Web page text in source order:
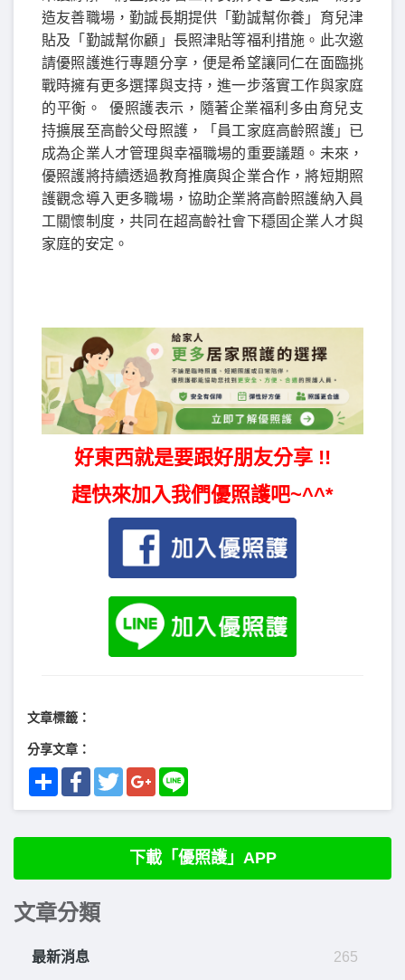
造友善職場，勤誠長期提供「勤誠幫你養」育兒津
貼及「勤誠幫你顧」長照津貼等福利措施。此次邀
請優照護進行專題分享，便是希望讓同仁在面臨挑
戰時擁有更多選擇與支持，進一步落實工作與家庭
的平衡。
優照護表示，隨著企業福利多由育兒支
持擴展至高齡父母照護，「員工家庭高齡照護」已
成為企業人才管理與幸福職場的重要議題。未來，
優照護將持續透過教育推廣與企業合作，將短期照
護觀念導入更多職場，協助企業將高齡照護納入員
工關懷制度，共同在超高齡社會下穩固企業人才與
家庭的安定。
好東西就是要跟好朋友分享 !!
趕快來加入我們優照護吧~^^*
文章標籤：
分享文章：
Share FacebookTwitterGoogle+
下載「優照護」APP
文章分類
最新消息 265